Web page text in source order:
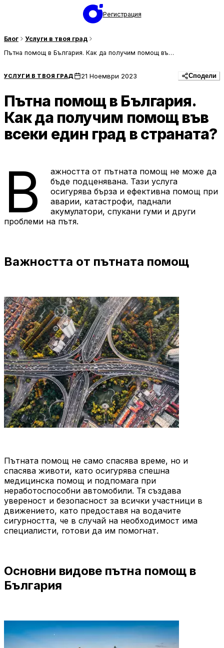
Регистрация
Блог
Услуги в твоя град
Пътна помощ в България. Как да получим помощ във всеки един град в страната?
УСЛУГИ В ТВОЯ ГРАД 21 Ноември 2023 Сподели
Пътна помощ в България.
Как да получим помощ във
всеки един град в страната?
В
ажността от пътната помощ не може да
бъде подценявана. Тази услуга
осигурява бърза и ефективна помощ при
аварии, катастрофи, паднали
акумулатори, спукани гуми и други
проблеми на пътя.
Важността от пътната помощ
Пътната помощ не само спасява време, но и
спасява животи, като осигурява спешна
медицинска помощ и подпомага при
неработоспособни автомобили. Тя създава
увереност и безопасност за всички участници в
движението, като предоставя на водачите
сигурността, че в случай на необходимост има
специалисти, готови да им помогнат.
Основни видове пътна помощ в
България